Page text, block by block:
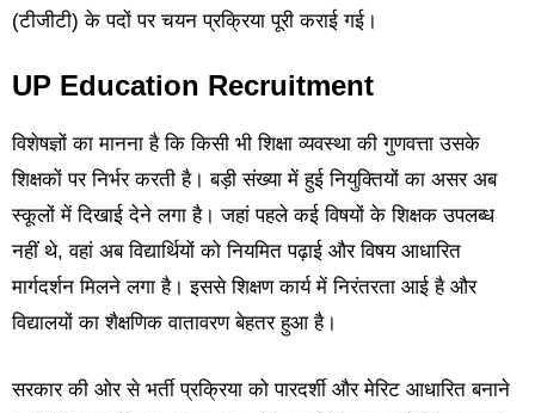
(टीजीटी) के पदों पर चयन प्रक्रिया पूरी कराई गई।
UP Education Recruitment
विशेषज्ञों का मानना है कि किसी भी शिक्षा व्यवस्था की गुणवत्ता उसके
शिक्षकों पर निर्भर करती है। बड़ी संख्या में हुई नियुक्तियों का असर अब
स्कूलों में दिखाई देने लगा है। जहां पहले कई विषयों के शिक्षक उपलब्ध
नहीं थे, वहां अब विद्यार्थियों को नियमित पढ़ाई और विषय आधारित
मार्गदर्शन मिलने लगा है। इससे शिक्षण कार्य में निरंतरता आई है और
विद्यालयों का शैक्षणिक वातावरण बेहतर हुआ है।
सरकार की ओर से भर्ती प्रक्रिया को पारदर्शी और मेरिट आधारित बनाने